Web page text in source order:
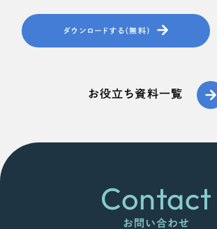
ダウンロードする（無料）
お役立ち資料一覧
Contact
お問い合わせ